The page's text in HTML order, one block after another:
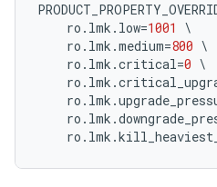
ro . lmk . low=1001
\
ro . lmk .medium=800 \
ro . lmk .critical=0 \
ro . lmk .
ro . lmk .
ro . lmk .
ro . lmk .